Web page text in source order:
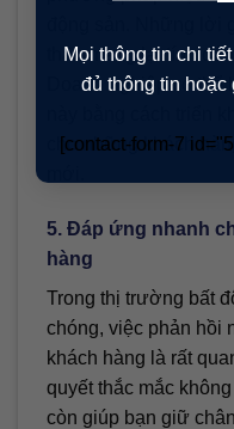
Mọi thông tin chi
đủ thông tin hoặc
[contact-form-7
thân mang lại tính
Doanh nghiệp có
cho những khách
5. Đáp ứng nhanh
hàng
Trong thị trường bất
chóng, việc phản hồi
khách hàng là rất
quyết thắc mắc
còn giúp bạn giữ